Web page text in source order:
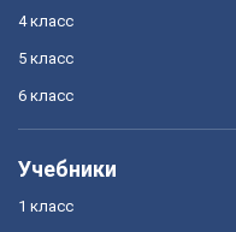
4 класс
5 класс
6 класс
Учебники
1 класс